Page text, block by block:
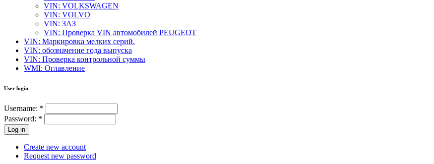
VIN: VOLKSWAGEN
VIN: VOLVO
VIN: ЗАЗ
VIN: Проверка VIN автомобилей PEUGEOT
VIN: Маркировка мелких серий.
VIN: обозначение года выпуска
VIN: Проверка контрольной суммы
WMI: Оглавление
User login
Username: *
Password: *
Create new account
Request new password